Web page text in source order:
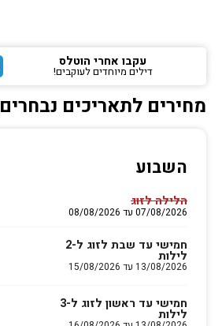
עקבו אחרי הוטלס
דילים מיוחדים לעוקבים!
מחירים לתאריכים נבחרים
השבוע
הלילה לזוג
07/08/2026 עד 08/08/2026
חמישי עד שבת לזוג ל-2
לילות
13/08/2026 עד 15/08/2026
חמישי עד ראשון לזוג ל-3
לילות